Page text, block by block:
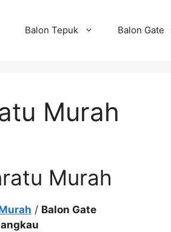
Balon Tepuk Balon Gate
Murah
Murah
/ Balon Gate